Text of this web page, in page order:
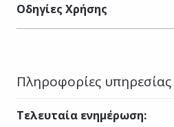
Οδηγίες Χρήσης
Πληροφορίες υπηρεσίας
Τελευταία ενημέρωση: